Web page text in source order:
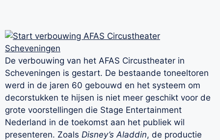
De verbouwing van het AFAS Circustheater in
Scheveningen is gestart. De bestaande toneeltoren
werd in de jaren 60 gebouwd en het systeem om
decorstukken te hijsen is niet meer geschikt voor de
grote voorstellingen die Stage Entertainment
Nederland in de toekomst aan het publiek wil
presenteren. Zoals Disney’s Aladdin, de productie